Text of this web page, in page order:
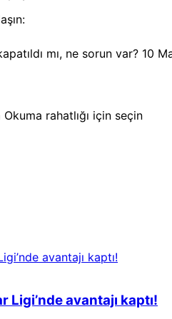
mı, ne sorun var? 10
Okuma rahatlığı için seçin
avantajı kaptı!